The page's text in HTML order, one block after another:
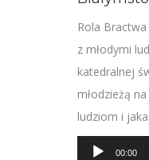
Rola
z młodymi
katedralnej
młodzieżą
ludziom i
Odtwarzacz
00:00